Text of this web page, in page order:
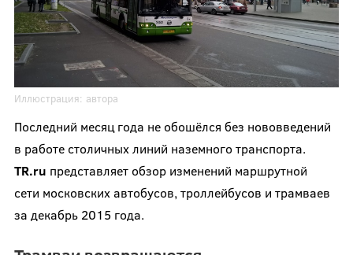
Иллюстрация: автора
Последний месяц года не обошёлся без нововведений
в работе столичных линий наземного транспорта.
TR.ru представляет обзор изменений маршрутной
сети московских автобусов, троллейбусов и трамваев
за декабрь 2015 года.